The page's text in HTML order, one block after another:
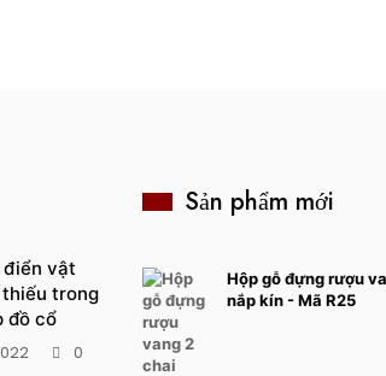
điển vật
trong
đồ cổ
0
Sản phẩm mới
Hộp gỗ đựng rượu
nắp kín - Mã R25